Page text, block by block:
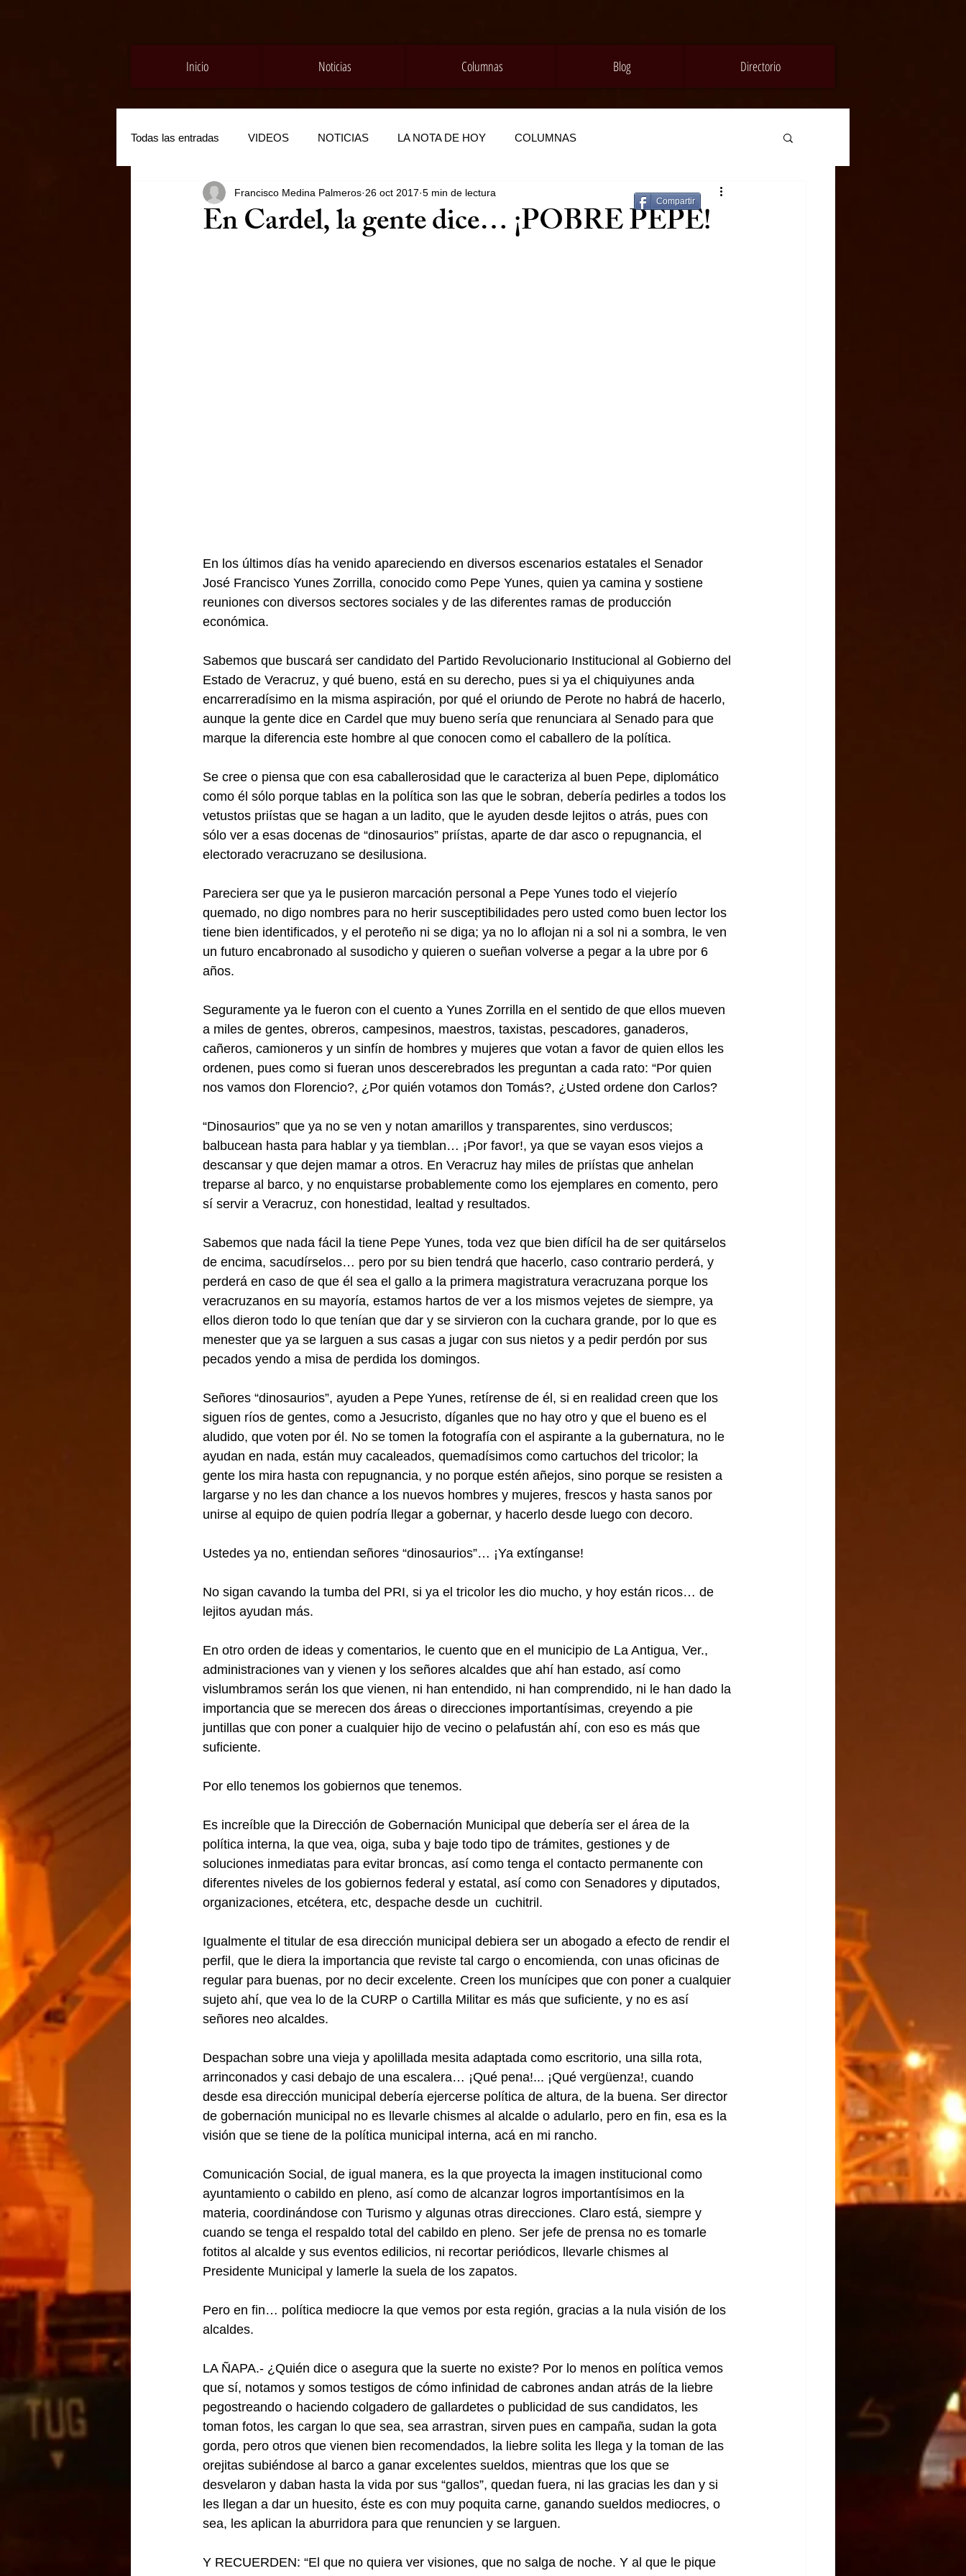
Inicio Noticias Columnas Blog Directorio
Todas las entradas VIDEOS NOTICIAS LA NOTA DE HOY COLUMNAS
En Cardel, la gente dice… ¡POBRE PEPE!
Francisco Medina Palmeros 26 oct 2017 5 min de lectura
En los últimos días ha venido apareciendo en diversos escenarios estatales el Senador
José Francisco Yunes Zorrilla, conocido como Pepe Yunes, quien ya camina y sostiene
reuniones con diversos sectores sociales y de las diferentes ramas de producción
económica.
Sabemos que buscará ser candidato del Partido Revolucionario Institucional al Gobierno del
Estado de Veracruz, y qué bueno, está en su derecho, pues si ya el chiquiyunes anda
encarreradísimo en la misma aspiración, por qué el oriundo de Perote no habrá de hacerlo,
aunque la gente dice en Cardel que muy bueno sería que renunciara al Senado para que
marque la diferencia este hombre al que conocen como el caballero de la política.
Se cree o piensa que con esa caballerosidad que le caracteriza al buen Pepe, diplomático
como él sólo porque tablas en la política son las que le sobran, debería pedirles a todos los
vetustos priístas que se hagan a un ladito, que le ayuden desde lejitos o atrás, pues con
sólo ver a esas docenas de “dinosaurios” priístas, aparte de dar asco o repugnancia, el
electorado veracruzano se desilusiona.
Pareciera ser que ya le pusieron marcación personal a Pepe Yunes todo el viejerío
quemado, no digo nombres para no herir susceptibilidades pero usted como buen lector los
tiene bien identificados, y el peroteño ni se diga; ya no lo aflojan ni a sol ni a sombra, le ven
un futuro encabronado al susodicho y quieren o sueñan volverse a pegar a la ubre por 6
años.
Seguramente ya le fueron con el cuento a Yunes Zorrilla en el sentido de que ellos mueven
a miles de gentes, obreros, campesinos, maestros, taxistas, pescadores, ganaderos,
cañeros, camioneros y un sinfín de hombres y mujeres que votan a favor de quien ellos les
ordenen, pues como si fueran unos descerebrados les preguntan a cada rato: “Por quien
nos vamos don Florencio?, ¿Por quién votamos don Tomás?, ¿Usted ordene don Carlos?
“Dinosaurios” que ya no se ven y notan amarillos y transparentes, sino verduscos;
balbucean hasta para hablar y ya tiemblan… ¡Por favor!, ya que se vayan esos viejos a
descansar y que dejen mamar a otros. En Veracruz hay miles de priístas que anhelan
treparse al barco, y no enquistarse probablemente como los ejemplares en comento, pero
sí servir a Veracruz, con honestidad, lealtad y resultados.
Sabemos que nada fácil la tiene Pepe Yunes, toda vez que bien difícil ha de ser quitárselos
de encima, sacudírselos… pero por su bien tendrá que hacerlo, caso contrario perderá, y
perderá en caso de que él sea el gallo a la primera magistratura veracruzana porque los
veracruzanos en su mayoría, estamos hartos de ver a los mismos vejetes de siempre, ya
ellos dieron todo lo que tenían que dar y se sirvieron con la cuchara grande, por lo que es
menester que ya se larguen a sus casas a jugar con sus nietos y a pedir perdón por sus
pecados yendo a misa de perdida los domingos.
Señores “dinosaurios”, ayuden a Pepe Yunes, retírense de él, si en realidad creen que los
siguen ríos de gentes, como a Jesucristo, díganles que no hay otro y que el bueno es el
aludido, que voten por él. No se tomen la fotografía con el aspirante a la gubernatura, no le
ayudan en nada, están muy cacaleados, quemadísimos como cartuchos del tricolor; la
gente los mira hasta con repugnancia, y no porque estén añejos, sino porque se resisten a
largarse y no les dan chance a los nuevos hombres y mujeres, frescos y hasta sanos por
unirse al equipo de quien podría llegar a gobernar, y hacerlo desde luego con decoro.
Ustedes ya no, entiendan señores “dinosaurios”… ¡Ya extínganse!
No sigan cavando la tumba del PRI, si ya el tricolor les dio mucho, y hoy están ricos… de
lejitos ayudan más.
En otro orden de ideas y comentarios, le cuento que en el municipio de La Antigua, Ver.,
administraciones van y vienen y los señores alcaldes que ahí han estado, así como
vislumbramos serán los que vienen, ni han entendido, ni han comprendido, ni le han dado la
importancia que se merecen dos áreas o direcciones importantísimas, creyendo a pie
juntillas que con poner a cualquier hijo de vecino o pelafustán ahí, con eso es más que
suficiente.
Por ello tenemos los gobiernos que tenemos.
Es increíble que la Dirección de Gobernación Municipal que debería ser el área de la
política interna, la que vea, oiga, suba y baje todo tipo de trámites, gestiones y de
soluciones inmediatas para evitar broncas, así como tenga el contacto permanente con
diferentes niveles de los gobiernos federal y estatal, así como con Senadores y diputados,
organizaciones, etcétera, etc, despache desde un  cuchitril.
Igualmente el titular de esa dirección municipal debiera ser un abogado a efecto de rendir el
perfil, que le diera la importancia que reviste tal cargo o encomienda, con unas oficinas de
regular para buenas, por no decir excelente. Creen los munícipes que con poner a cualquier
sujeto ahí, que vea lo de la CURP o Cartilla Militar es más que suficiente, y no es así
señores neo alcaldes.
Despachan sobre una vieja y apolillada mesita adaptada como escritorio, una silla rota,
arrinconados y casi debajo de una escalera… ¡Qué pena!... ¡Qué vergüenza!, cuando
desde esa dirección municipal debería ejercerse política de altura, de la buena. Ser director
de gobernación municipal no es llevarle chismes al alcalde o adularlo, pero en fin, esa es la
visión que se tiene de la política municipal interna, acá en mi rancho.
Comunicación Social, de igual manera, es la que proyecta la imagen institucional como
ayuntamiento o cabildo en pleno, así como de alcanzar logros importantísimos en la
materia, coordinándose con Turismo y algunas otras direcciones. Claro está, siempre y
cuando se tenga el respaldo total del cabildo en pleno. Ser jefe de prensa no es tomarle
fotitos al alcalde y sus eventos edilicios, ni recortar periódicos, llevarle chismes al
Presidente Municipal y lamerle la suela de los zapatos.
Pero en fin… política mediocre la que vemos por esta región, gracias a la nula visión de los
alcaldes.
LA ÑAPA.- ¿Quién dice o asegura que la suerte no existe? Por lo menos en política vemos
que sí, notamos y somos testigos de cómo infinidad de cabrones andan atrás de la liebre
pegostreando o haciendo colgadero de gallardetes o publicidad de sus candidatos, les
toman fotos, les cargan lo que sea, sea arrastran, sirven pues en campaña, sudan la gota
gorda, pero otros que vienen bien recomendados, la liebre solita les llega y la toman de las
orejitas subiéndose al barco a ganar excelentes sueldos, mientras que los que se
desvelaron y daban hasta la vida por sus “gallos”, quedan fuera, ni las gracias les dan y si
les llegan a dar un huesito, éste es con muy poquita carne, ganando sueldos mediocres, o
sea, les aplican la aburridora para que renuncien y se larguen.
Y RECUERDEN: “El que no quiera ver visiones, que no salga de noche. Y al que le pique
Compartir